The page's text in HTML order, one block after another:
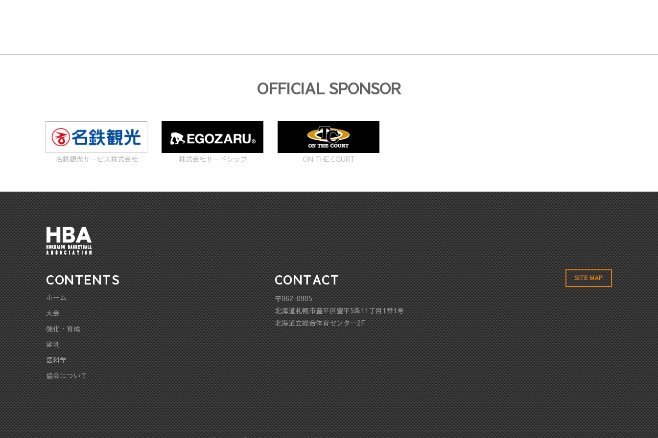
OFFICIAL SPONSOR
名鉄観光サービス株式会社 株式会社サードシップ ON THE COURT
CONTENTS
ホーム
大会
強化・育成
審判
医科学
協会について
CONTACT
〒062-0905
北海道札幌市豊平区豊平5条11丁目1番1号
北海道立総合体育センター2F
SITE MAP